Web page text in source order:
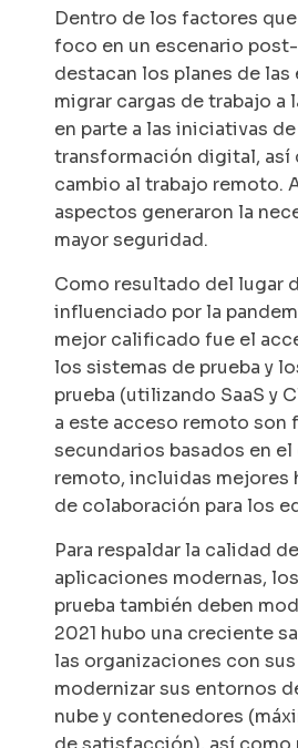
Dentro de los factores
foco en un escenario
destacan los planes de las
migrar cargas de trabajo a
en parte a las iniciativas de
transformación digital, así
cambio al trabajo remoto.
aspectos generaron la
mayor seguridad.
Como resultado del lugar
influenciado por la
mejor calificado fue el
los sistemas de prueba y
prueba (utilizando SaaS y
a este acceso remoto son
secundarios basados ​​en
remoto, incluidas mejores
de colaboración para los
Para respaldar la calidad
aplicaciones modernas,
prueba también deben
2021 hubo una creciente
las organizaciones con
modernizar sus entornos
nube y contenedores